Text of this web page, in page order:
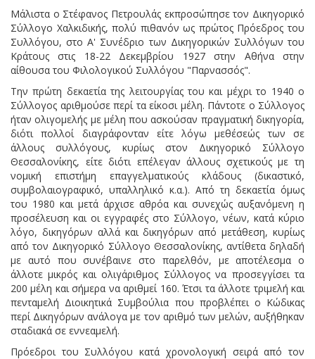
Μάλιστα ο Στέφανος Πετρουλάς εκπροσώπησε τον Δικηγορικό
Σύλλογο Χαλκιδικής, πολύ πιθανόν ως πρώτος Πρόεδρος του
Συλλόγου, στο Α' Συνέδριο των Δικηγορικών Συλλόγων του
Κράτους στις 18-22 Δεκεμβρίου 1927 στην Αθήνα στην
αίθουσα του Φιλολογικού Συλλόγου "Παρνασσός".
Την πρώτη δεκαετία της λειτουργίας του και μέχρι το 1940 ο
Σύλλογος αριθμούσε περί τα είκοσι μέλη. Πάντοτε ο Σύλλογος
ήταν ολιγομελής με μέλη που ασκούσαν πραγματική δικηγορία,
διότι πολλοί διαγράφονταν είτε λόγω μεθέσεώς των σε
άλλους συλλόγους, κυρίως στον Δικηγορικό Σύλλογο
Θεσσαλονίκης, είτε διότι επέλεγαν άλλους σχετικούς με τη
νομική επιστήμη επαγγελματικούς κλάδους (δικαστικό,
συμβολαιογραφικό, υπαλληλικό κ.α.). Από τη δεκαετία όμως
του 1980 και μετά άρχισε αθρόα και συνεχώς αυξανόμενη η
προσέλευση και οι εγγραφές στο Σύλλογο, νέων, κατά κύριο
λόγο, δικηγόρων αλλά και δικηγόρων από μετάθεση, κυρίως
από τον Δικηγορικό Σύλλογο Θεσσαλονίκης, αντίθετα δηλαδή
με αυτό που συνέβαινε στο παρελθόν, με αποτέλεσμα ο
άλλοτε μικρός και ολιγάριθμος Σύλλογος να προσεγγίσει τα
200 μέλη και σήμερα να αριθμεί 160. Έτσι τα άλλοτε τριμελή και
πενταμελή Διοικητικά Συμβούλια που προβλέπει ο Κώδικας
περί Δικηγόρων ανάλογα με τον αριθμό των μελών, αυξήθηκαν
σταδιακά σε εννεαμελή.
Πρόεδροι του Συλλόγου κατά χρονολογική σειρά από τον